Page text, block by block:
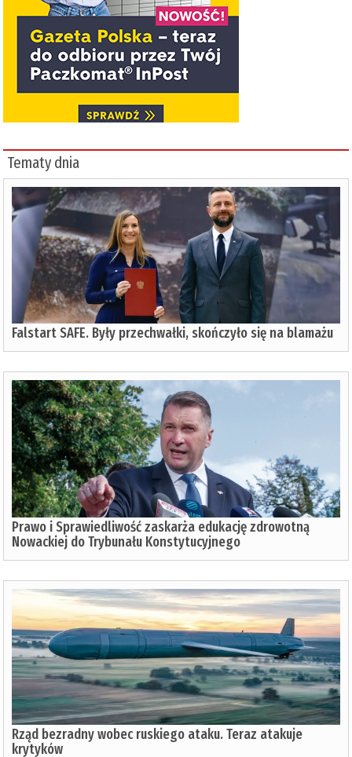
Tematy dnia
Falstart SAFE. Były przechwałki, skończyło się na blamażu
Prawo i Sprawiedliwość zaskarża edukację zdrowotną
Nowackiej do Trybunału Konstytucyjnego
Rząd bezradny wobec ruskiego ataku. Teraz atakuje
krytyków